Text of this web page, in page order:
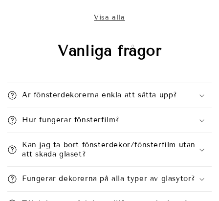
Visa alla
Vanliga frågor
Är fönsterdekorerna enkla att sätta upp?
Hur fungerar fönsterfilm?
Kan jag ta bort fönsterdekor/fönsterfilm utan
att skada glaset?
Fungerar dekorerna på alla typer av glasytor?